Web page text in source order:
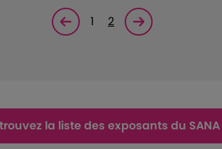
Page précédente
1 2 Page suivante<
la liste des exposants du SANA